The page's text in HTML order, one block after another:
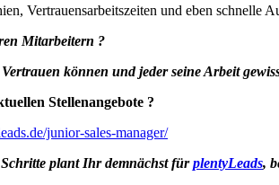
Vertrauensarbeitszeiten und eben schnelle
Mitarbeitern ?
können und jeder seine Arbeit
Stellenangebote ?
junior-sales-manager/
plant Ihr demnächst fürplentyLeads,